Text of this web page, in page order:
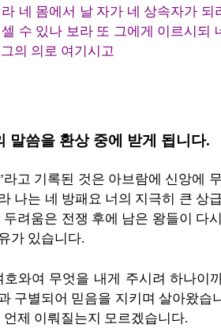
네 몸에서 날 자가 네 상속자가
수 있나 보라 또 그에게 이르시되
의 의로 여기시고
말씀을 환상 중에 받게 됩니다.
라고 기록된 것은 아브람에 신앙에
나는 네 방패요 너의 지극히 큰 상
려움은 전쟁 후에 남은 왕들이 다
가 있습니다.
와여 무엇을 내게 주시려 하나이
구별되어 믿음을 지키며 살아왔습
제 이뤄질는지 모르겠습니다.